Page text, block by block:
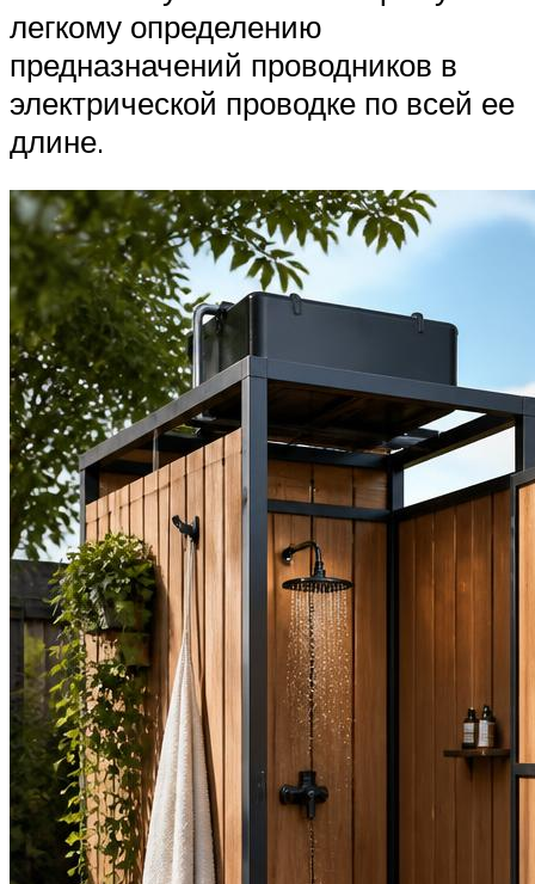
легкому определению
предназначений проводников в
электрической проводке по всей ее
длине.